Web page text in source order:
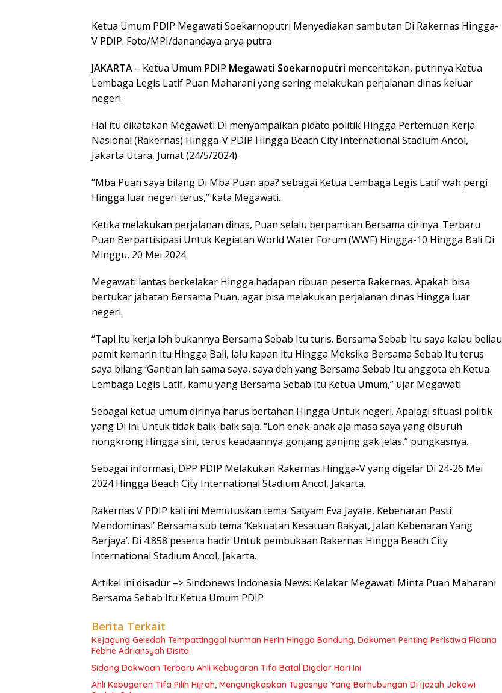
Ketua Umum PDIP Megawati Soekarnoputri Menyediakan sambutan Di Rakernas Hingga-
V PDIP. Foto/MPI/danandaya arya putra
JAKARTA – Ketua Umum PDIP Megawati Soekarnoputri menceritakan, putrinya Ketua
Lembaga Legis Latif Puan Maharani yang sering melakukan perjalanan dinas keluar
negeri.
Hal itu dikatakan Megawati Di menyampaikan pidato politik Hingga Pertemuan Kerja
Nasional (Rakernas) Hingga-V PDIP Hingga Beach City International Stadium Ancol,
Jakarta Utara, Jumat (24/5/2024).
“Mba Puan saya bilang Di Mba Puan apa? sebagai Ketua Lembaga Legis Latif wah pergi
Hingga luar negeri terus,” kata Megawati.
Ketika melakukan perjalanan dinas, Puan selalu berpamitan Bersama dirinya. Terbaru
Puan Berpartisipasi Untuk Kegiatan World Water Forum (WWF) Hingga-10 Hingga Bali Di
Minggu, 20 Mei 2024.
Megawati lantas berkelakar Hingga hadapan ribuan peserta Rakernas. Apakah bisa
bertukar jabatan Bersama Puan, agar bisa melakukan perjalanan dinas Hingga luar
negeri.
“Tapi itu kerja loh bukannya Bersama Sebab Itu turis. Bersama Sebab Itu saya kalau beliau
pamit kemarin itu Hingga Bali, lalu kapan itu Hingga Meksiko Bersama Sebab Itu terus
saya bilang ‘Gantian lah sama saya, saya deh yang Bersama Sebab Itu anggota eh Ketua
Lembaga Legis Latif, kamu yang Bersama Sebab Itu Ketua Umum,” ujar Megawati.
Sebagai ketua umum dirinya harus bertahan Hingga Untuk negeri. Apalagi situasi politik
yang Di ini Untuk tidak baik-baik saja. “Loh enak-anak aja masa saya yang disuruh
nongkrong Hingga sini, terus keadaannya gonjang ganjing gak jelas,” pungkasnya.
Sebagai informasi, DPP PDIP Melakukan Rakernas Hingga-V yang digelar Di 24-26 Mei
2024 Hingga Beach City International Stadium Ancol, Jakarta.
Rakernas V PDIP kali ini Memutuskan tema ‘Satyam Eva Jayate, Kebenaran Pasti
Mendominasi’ Bersama sub tema ‘Kekuatan Kesatuan Rakyat, Jalan Kebenaran Yang
Berjaya’. Di 4.858 peserta hadir Untuk pembukaan Rakernas Hingga Beach City
International Stadium Ancol, Jakarta.
Artikel ini disadur –> Sindonews Indonesia News: Kelakar Megawati Minta Puan Maharani
Bersama Sebab Itu Ketua Umum PDIP
Berita Terkait
Kejagung Geledah Tempattinggal Nurman Herin Hingga Bandung, Dokumen Penting Peristiwa Pidana
Febrie Adriansyah Disita
Sidang Dakwaan Terbaru Ahli Kebugaran Tifa Batal Digelar Hari Ini
Ahli Kebugaran Tifa Pilih Hijrah, Mengungkapkan Tugasnya Yang Berhubungan Di Ijazah Jokowi